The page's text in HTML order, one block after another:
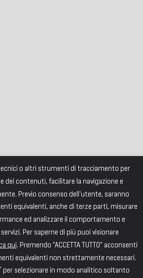
o altri strumenti di tracciamento per
dei contenuti, facilitare la navigazione e
Previo consenso dell'utente, saranno
equivalenti, anche di terze parti, misurare
ed analizzare il comportamento e
Per saperne di più puoi visionare
qui. Premendo "ACCETTA TUTTO" acconsenti
equivalenti non strettamente necessari.
per selezionare in modo analitico soltanto